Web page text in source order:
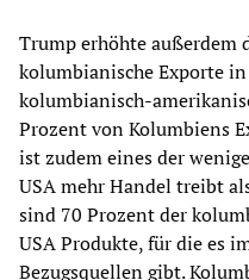
Trump erhöhte außerdem
kolumbianische Exporte
kolumbianisch-
Prozent von Kolumbiens
ist zudem eines der
USA mehr Handel treibt
sind 70 Prozent der
USA Produkte, für die es
Bezugsquellen gibt.